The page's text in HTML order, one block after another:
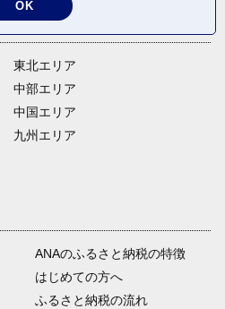
東北エリア
中部エリア
中国エリア
九州エリア
ANAのふるさと納税の特徴
はじめての方へ
ふるさと納税の流れ
OK